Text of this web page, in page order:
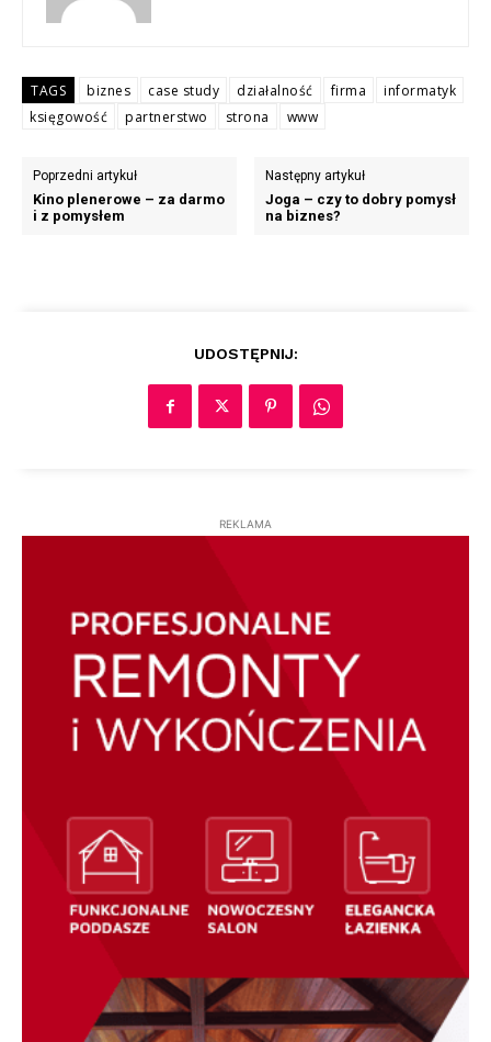
TAGS biznes case study działalność firma
informatyk
księgowość
partnerstwo strona www
Poprzedni artykuł
Kino plenerowe – za darmo
i z pomysłem
Następny artykuł
Joga – czy to dobry pomysł
na biznes?
UDOSTĘPNIJ:
REKLAMA